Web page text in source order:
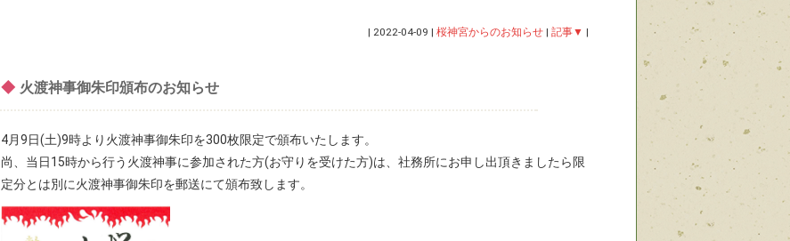
| 2022-04-09 | 桜神宮からのお知らせ| 記事▼ |
◆ 火渡神事御朱印頒布のお知らせ
4月9日(土)9時より火渡神事御朱印を300枚限定で頒布いたします。
尚、当日15時から行う火渡神事に参加された方(お守りを受けた方)は、社務所にお申し出頂きましたら限
定分とは別に火渡神事御朱印を郵送にて頒布致します。